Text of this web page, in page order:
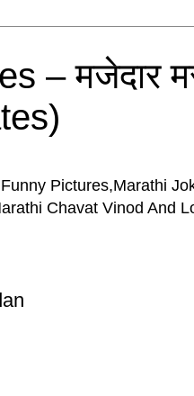
– मजेदार
Pictures,Marathi
Chavat Vinod And